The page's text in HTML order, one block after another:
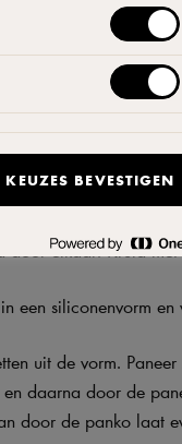
in kleinere
aardappelen door
boter,
door elkaar. Kruid
een siliconenvorm en
uit de vorm.
daarna door de
door de panko laat
BEVESTIGEN